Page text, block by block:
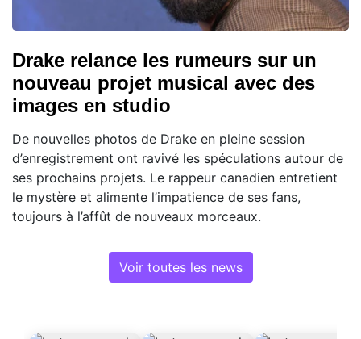
Drake relance les rumeurs sur un
nouveau projet musical avec des
images en studio
De nouvelles photos de Drake en pleine session
d’enregistrement ont ravivé les spéculations autour de
ses prochains projets. Le rappeur canadien entretient
le mystère et alimente l’impatience de ses fans,
toujours à l’affût de nouveaux morceaux.
Voir toutes les news